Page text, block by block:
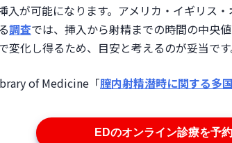
入が可能になります。アメリカ・イギリス
調査では、挿入から射精までの時間の中央
変化し得るため、目安と考えるのが妥当です
of Medicine「膣内射精潜時に関する多
EDのオンライン診療を予